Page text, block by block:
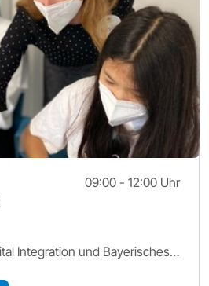
09:00 - 12:00 Uhr
ReDI School of Digital Integration und Bayerisches Staatsministerium für Digitales